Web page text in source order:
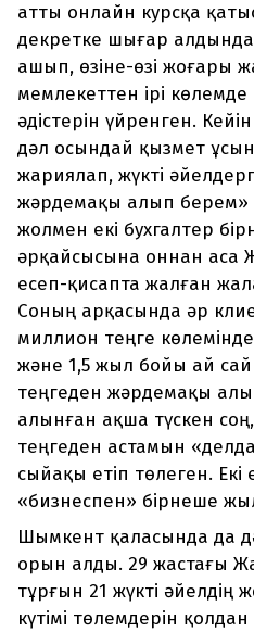
атты онлайн курсқа
декретке шығар
ашып, өзіне-өзі жоғары
мемлекеттен ірі көлемде
әдістерін үйренген.
дәл осындай қызмет
жариялап, жүкті
жәрдемақы алып берем»
жолмен екі бухгалтер
әрқайсысына оннан
есеп-қисапта жалған
Соның арқасында әр
миллион теңге
және 1,5 жыл бойы ай
теңгеден жәрдемақы
алынған ақша түскен
теңгеден астамын
сыйақы етіп төлеген. Екі
«бизнеспен» бірнеше
Шымкент қаласында да
орын алды. 29 жастағы
тұрғын 21 жүкті әйелдің
күтімі төлемдерін